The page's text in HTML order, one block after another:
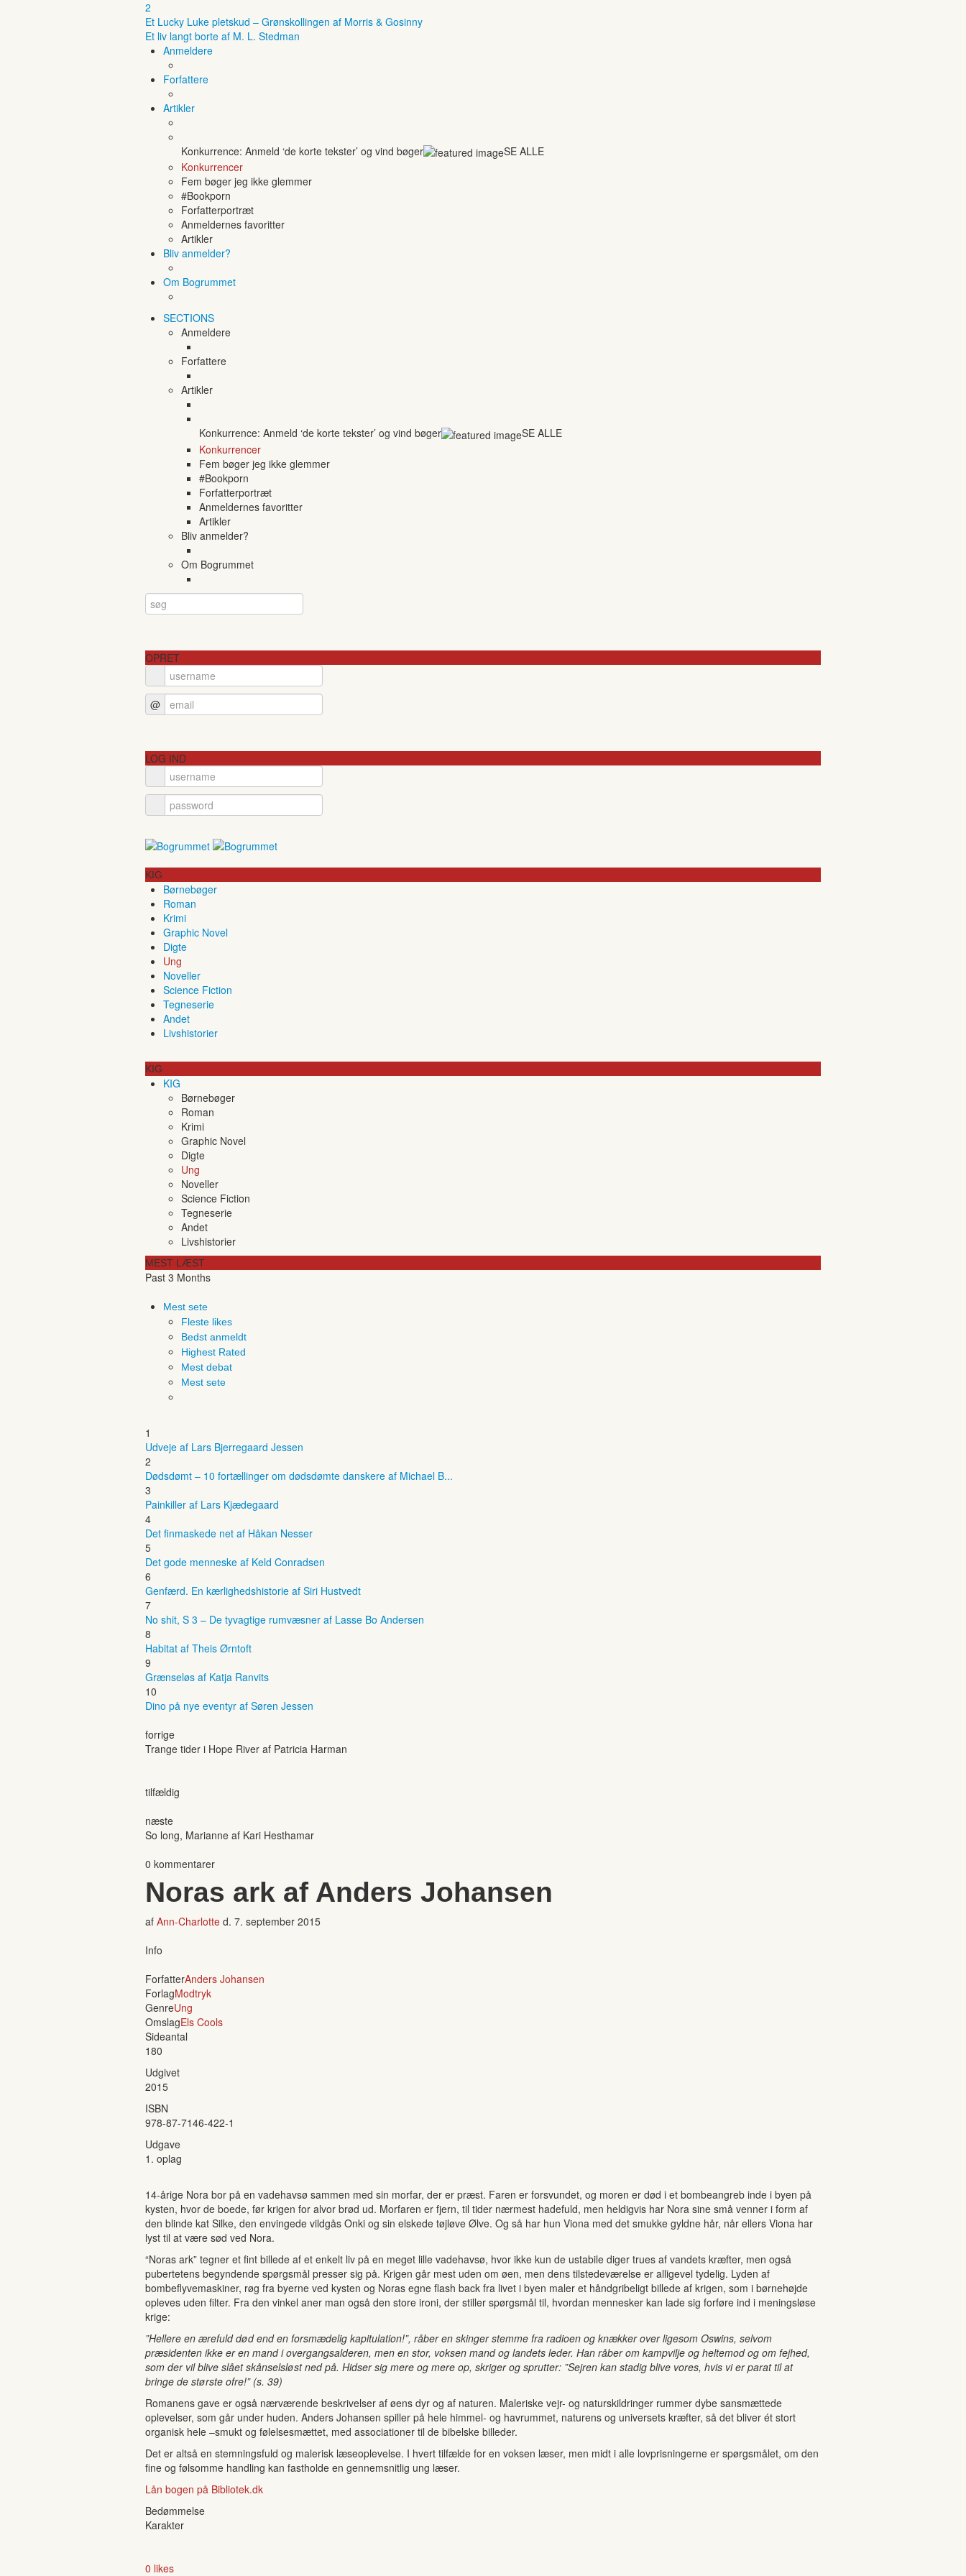
2
Et Lucky Luke pletskud – Grønskollingen af Morris & Gosinny
Et liv langt borte af M. L. Stedman
Anmeldere
Forfattere
Artikler
Konkurrence: Anmeld ‘de korte tekster’ og vind bøger
SE ALLE
Konkurrencer
Fem bøger jeg ikke glemmer
#Bookporn
Forfatterportræt
Anmeldernes favoritter
Artikler
Bliv anmelder?
Om Bogrummet
SECTIONS
Anmeldere
Forfattere
Artikler
Konkurrence: Anmeld ‘de korte tekster’ og vind bøger
SE ALLE
Konkurrencer
Fem bøger jeg ikke glemmer
#Bookporn
Forfatterportræt
Anmeldernes favoritter
Artikler
Bliv anmelder?
Om Bogrummet
OPRET
@
LOG IND
KIG
Børnebøger
Roman
Krimi
Graphic Novel
Digte
Ung
Noveller
Science Fiction
Tegneserie
Andet
Livshistorier
KIG
KIG
Børnebøger
Roman
Krimi
Graphic Novel
Digte
Ung
Noveller
Science Fiction
Tegneserie
Andet
Livshistorier
MEST LÆST
Past 3 Months
Mest sete
Fleste likes
Bedst anmeldt
Highest Rated
Mest debat
Mest sete
1
Udveje af Lars Bjerregaard Jessen
2
Dødsdømt – 10 fortællinger om dødsdømte danskere af Michael B...
3
Painkiller af Lars Kjædegaard
4
Det finmaskede net af Håkan Nesser
5
Det gode menneske af Keld Conradsen
6
Genfærd. En kærlighedshistorie af Siri Hustvedt
7
No shit, S 3 – De tyvagtige rumvæsner af Lasse Bo Andersen
8
Habitat af Theis Ørntoft
9
Grænseløs af Katja Ranvits
10
Dino på nye eventyr af Søren Jessen
forrige
Trange tider i Hope River af Patricia Harman
tilfældig
næste
So long, Marianne af Kari Hesthamar
0 kommentarer
Noras ark af Anders Johansen
af Ann-Charlotte d. 7. september 2015
Info
ForfatterAnders Johansen
ForlagModtryk
GenreUng
OmslagEls Cools
Sideantal
180
Udgivet
2015
ISBN
978-87-7146-422-1
Udgave
1. oplag
14-årige Nora bor på en vadehavsø sammen med sin morfar, der er præst. Faren er forsvundet, og moren er død i et bombeangreb inde i byen på
kysten, hvor de boede, før krigen for alvor brød ud. Morfaren er fjern, til tider nærmest hadefuld, men heldigvis har Nora sine små venner i form af
den blinde kat Silke, den envingede vildgås Onki og sin elskede tøjløve Ølve. Og så har hun Viona med det smukke gyldne hår, når ellers Viona har
lyst til at være sød ved Nora.
“Noras ark” tegner et fint billede af et enkelt liv på en meget lille vadehavsø, hvor ikke kun de ustabile diger trues af vandets kræfter, men også
pubertetens begyndende spørgsmål presser sig på. Krigen går mest uden om øen, men dens tilstedeværelse er alligevel tydelig. Lyden af
bombeflyvemaskiner, røg fra byerne ved kysten og Noras egne flash back fra livet i byen maler et håndgribeligt billede af krigen, som i børnehøjde
opleves uden filter. Fra den vinkel aner man også den store ironi, der stiller spørgsmål til, hvordan mennesker kan lade sig forføre ind i meningsløse
krige:
”Hellere en ærefuld død end en forsmædelig kapitulation!”, råber en skinger stemme fra radioen og knækker over ligesom Oswins, selvom
præsidenten ikke er en mand i overgangsalderen, men en stor, voksen mand og landets leder. Han råber om kampvilje og heltemod og om fejhed,
som der vil blive slået skånselsløst ned på. Hidser sig mere og mere op, skriger og sprutter: ”Sejren kan stadig blive vores, hvis vi er parat til at
bringe de største ofre!” (s. 39)
Romanens gave er også nærværende beskrivelser af øens dyr og af naturen. Maleriske vejr- og naturskildringer rummer dybe sansmættede
oplevelser, som går under huden. Anders Johansen spiller på hele himmel- og havrummet, naturens og universets kræfter, så det bliver ét stort
organisk hele –smukt og følelsesmættet, med associationer til de bibelske billeder.
Det er altså en stemningsfuld og malerisk læseoplevelse. I hvert tilfælde for en voksen læser, men midt i alle lovprisningerne er spørgsmålet, om den
fine og følsomme handling kan fastholde en gennemsnitlig ung læser.
Lån bogen på Bibliotek.dk
Bedømmelse
Karakter
0 likes